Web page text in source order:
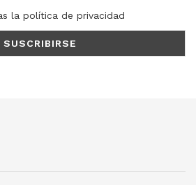
la política de privacidad